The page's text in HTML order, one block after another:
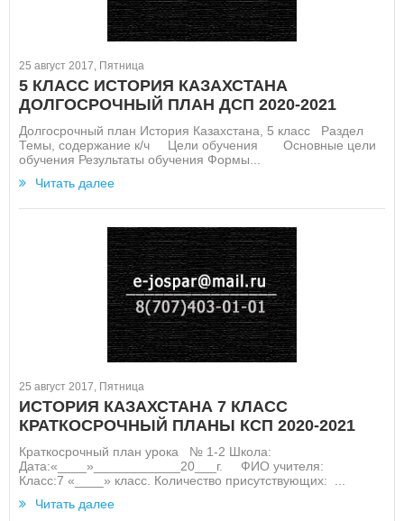
25 август 2017, Пятница
5 КЛАСС ИСТОРИЯ КАЗАХСТАНА
ДОЛГОСРОЧНЫЙ ПЛАН ДСП 2020-2021
Долгосрочный план История Казахстана, 5 класс Раздел
Темы, содержание к/ч Цели обучения Основные цели
обучения Результаты обучения Формы...
Читать далее
25 август 2017, Пятница
ИСТОРИЯ КАЗАХСТАНА 7 КЛАСС
КРАТКОСРОЧНЫЙ ПЛАНЫ КСП 2020-2021
Краткосрочный план урока № 1-2 Школа:
Дата:«____»____________20___г. ФИО учителя:
Класс:7 «____» класс. Количество присутствующих: ...
Читать далее